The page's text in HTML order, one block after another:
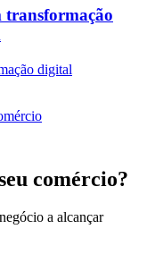
transformação
digital
comércio?
a alcançar